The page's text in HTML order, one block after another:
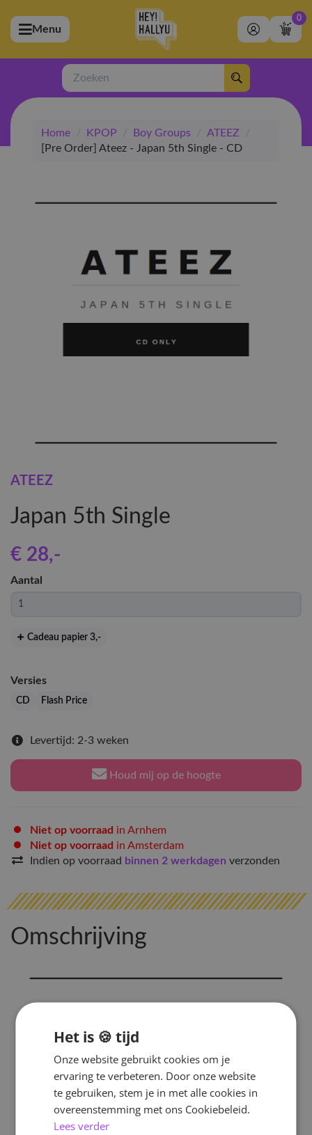
(Artiesten)
(Merchandise)
(Exclusive)
(Winkel)
Menu
0
Zoeken
Home / KPOP / Boy Groups / ATEEZ
/
[Pre Order] Ateez - Japan 5th Single - CD
ATEEZ
Japan 5th Single
€ 28,-
Aantal
Cadeau papier 3,-
Versies
CD Flash Price
Levertijd: 2-3 weken
Houd mij op de hoogte
Niet op voorraad in Arnhem
Niet op voorraad in Amsterdam
Indien op voorraad binnen 2 werkdagen verzonden
Omschrijving
Het is 🍪 tijd
Onze website gebruikt cookies om je
ervaring te verbeteren. Door onze website
te gebruiken, stem je in met alle cookies in
overeenstemming met ons Cookiebeleid.
Lees verder